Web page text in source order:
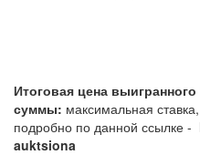
Итоговая цена
суммы: максимальная
подробно по данной ссылке -
auktsiona